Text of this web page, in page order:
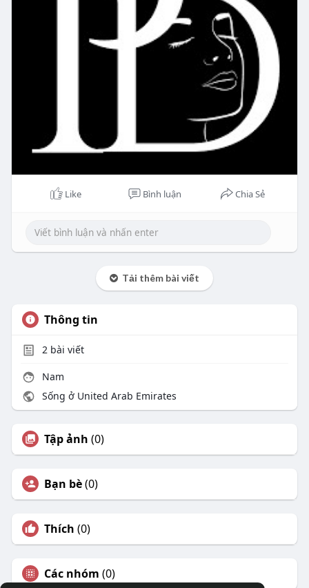
Like Bình luận Chia Sẻ
Tải thêm bài viết
Thông tin
2bài viết
Nam
Sống ở United Arab Emirates
Tập ảnh (0)
Bạn bè(0)
Thích (0)
Các nhóm (0)